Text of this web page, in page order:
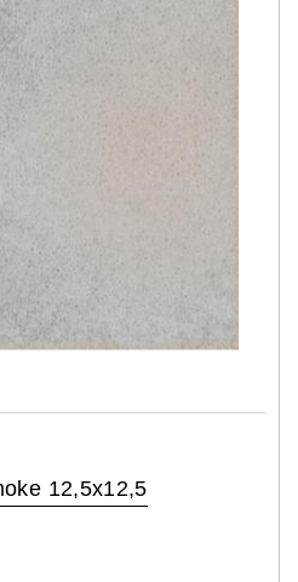
12,5x12,5